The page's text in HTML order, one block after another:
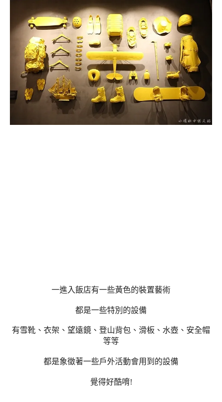
一進入飯店有一些黃色的裝置藝術
都是一些特別的設備
有雪靴、衣架、望遠鏡、登山背包、滑板、水壺、安全帽
等等
都是象徵著一些戶外活動會用到的設備
覺得好酷唷!